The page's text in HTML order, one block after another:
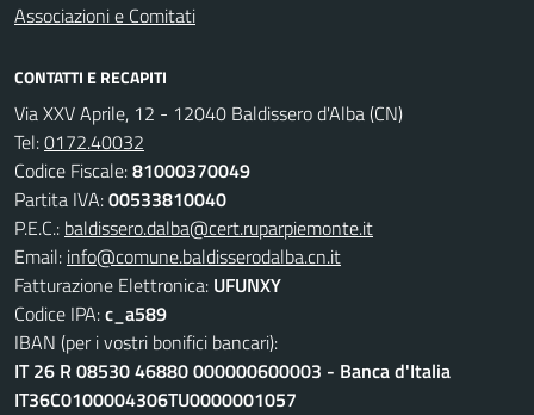
Associazioni e Comitati
CONTATTI E RECAPITI
Via XXV Aprile, 12 - 12040 Baldissero d'Alba (CN)
Tel:0172.40032
Codice Fiscale:81000370049
Partita IVA:00533810040
P.E.C.: baldissero.dalba@cert.ruparpiemonte.it
Email: info@comune.baldisserodalba.cn.it
Fatturazione Elettronica: UFUNXY
Codice IPA:c_a589
IBAN (per i vostri bonifici bancari):
IT 26 R 08530 46880 000000600003 - Banca d'Italia
IT36C0100004306TU0000001057